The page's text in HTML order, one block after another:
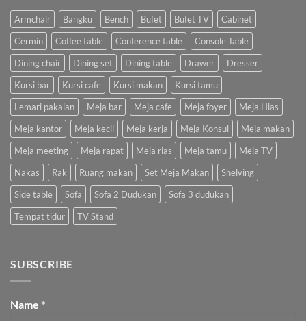
Armchair Bangku Bench Bufet Bufet TV
Cabinet
Cermin
Coffee table Conference table
Console Table
Dining chair
Dining set Dining table Drawer
Dresser
Kursi bar
Kursi cafe Kursi makan
Kursi tamu
Lemari pakaian
Meja bar Meja cafe Meja foyer
Meja Hias
Meja kantor
Meja kecil Meja kerja Meja Konsul
Meja makan
Meja meeting
Meja rapat Meja rias Meja tamu
Meja TV
Nakas
Rak Ruang makan Set Meja Makan
Shelving
Side table
Sofa Sofa 2 Dudukan
Sofa 3 dudukan
Tempat tidur
TV Stand
SUBSCRIBE
Name *